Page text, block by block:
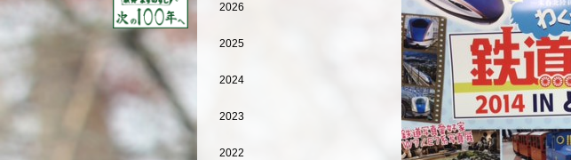
2026
2025
2024
2023
2022